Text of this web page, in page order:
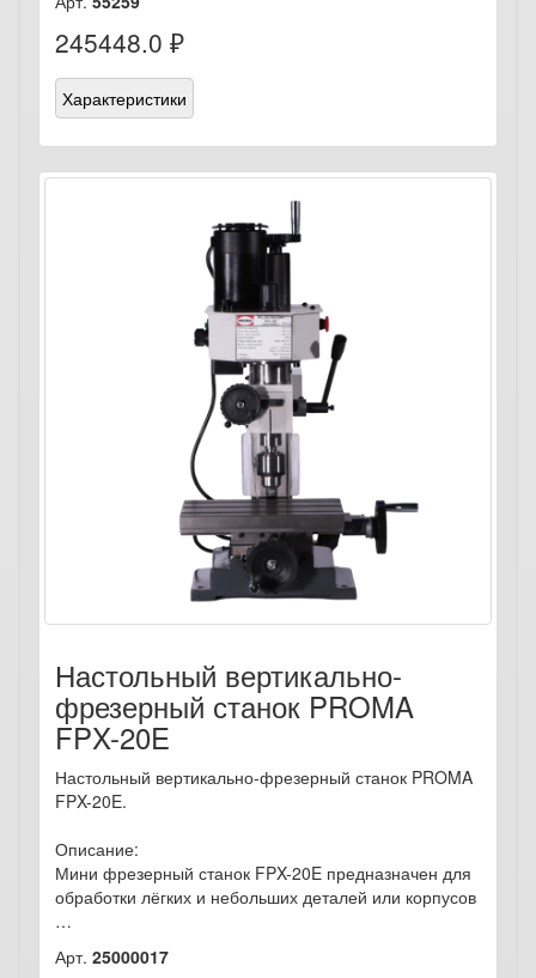
245448.0 ₽
Характеристики
Настольный вертикально-
фрезерный станок PROMA
FPX-20E
Настольный вертикально-фрезерный станок PROMA
FPX-20E.
Описание:
Мини фрезерный станок FPX-20E предназначен для
обработки лёгких и небольших деталей или корпусов
…
Арт. 25000017